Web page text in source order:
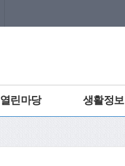
열린마당 생활정보